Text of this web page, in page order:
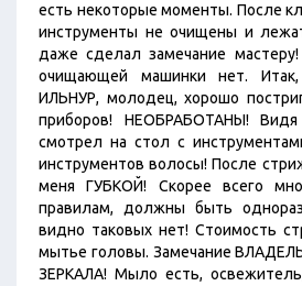
есть некоторые моменты. После
инструменты не очищены и
даже сделал замечание
очищающей машинки нет.
ИЛЬНУР, молодец, хорошо
приборов! НЕОБРАБОТАНЫ!
смотрел на стол с
инструментов волосы! После
меня ГУБКОЙ! Скорее всего
правилам, должны быть
видно таковых нет! Стоимость
мытье головы. Замечание
ЗЕРКАЛА! Мыло есть,